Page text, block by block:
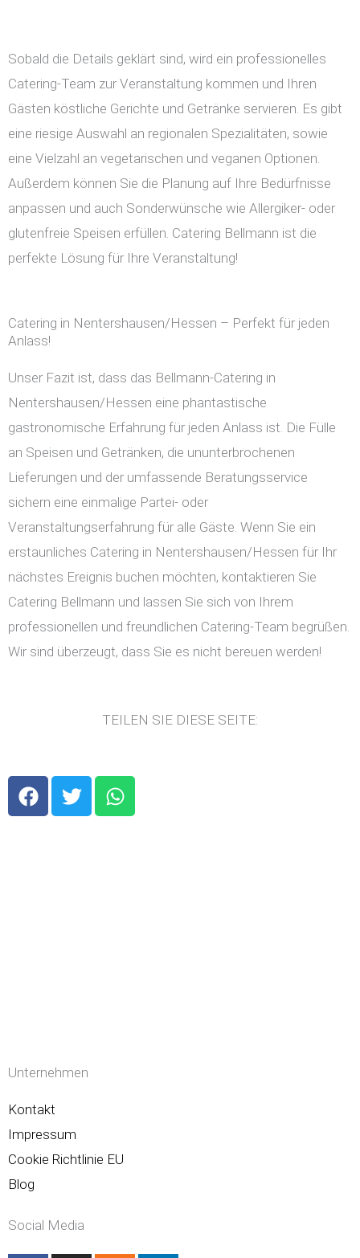
Sobald die Details geklärt sind, wird ein professionelles
Catering-Team zur Veranstaltung kommen und Ihren
Gästen köstliche Gerichte und Getränke servieren. Es gibt
eine riesige Auswahl an regionalen Spezialitäten, sowie
eine Vielzahl an vegetarischen und veganen Optionen.
Außerdem können Sie die Planung auf Ihre Bedürfnisse
anpassen und auch Sonderwünsche wie Allergiker- oder
glutenfreie Speisen erfüllen. Catering Bellmann ist die
perfekte Lösung für Ihre Veranstaltung!
Catering in Nentershausen/Hessen – Perfekt für jeden
Anlass!
Unser Fazit ist, dass das Bellmann-Catering in
Nentershausen/Hessen eine phantastische
gastronomische Erfahrung für jeden Anlass ist. Die Fülle
an Speisen und Getränken, die ununterbrochenen
Lieferungen und der umfassende Beratungsservice
sichern eine einmalige Partei- oder
Veranstaltungserfahrung für alle Gäste. Wenn Sie ein
erstaunliches Catering in Nentershausen/Hessen für Ihr
nächstes Ereignis buchen möchten, kontaktieren Sie
Catering Bellmann und lassen Sie sich von Ihrem
professionellen und freundlichen Catering-Team begrüßen.
Wir sind überzeugt, dass Sie es nicht bereuen werden!
TEILEN SIE DIESE SEITE:
F
a
T
w
W
h
Unternehmen
Kontakt
Impressum
Cookie Richtlinie EU
Blog
Social Media